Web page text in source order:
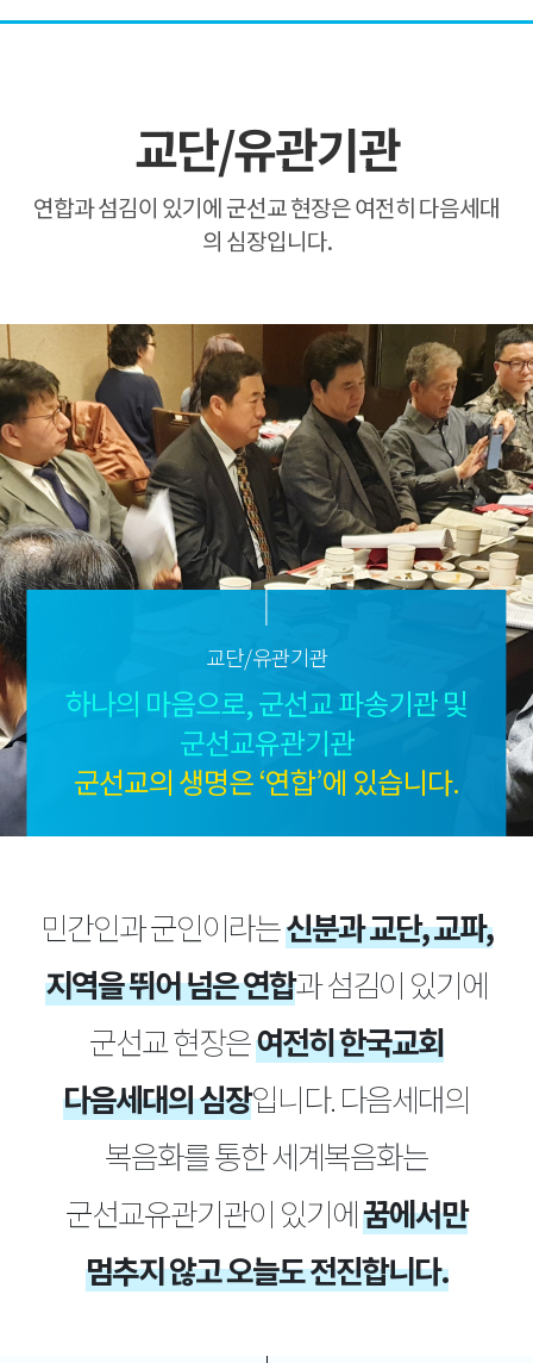
교단/유관기관
연합과 섬김이 있기에 군선교 현장은 여전히 다음세대
의 심장입니다.
교단/유관기관
하나의 마음으로, 군선교 파송기관 및
군선교유관기관
군선교의 생명은 ‘연합’에 있습니다.
민간인과 군인이라는신분과 교단, 교파,
지역을 뛰어 넘은 연합과 섬김이 있기에
군선교 현장은여전히 한국교회
다음세대의 심장입니다.다음세대의
복음화를 통한 세계복음화는
군선교유관기관이 있기에꿈에서만
멈추지 않고 오늘도 전진합니다.